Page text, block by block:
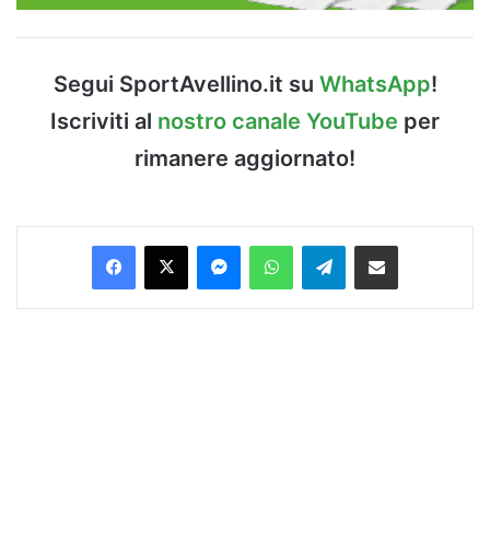
Segui SportAvellino.it su WhatsApp!
Iscriviti al nostro canale YouTube per
rimanere aggiornato!
Facebook
X MessengerWhatsAppTelegramCondividi via Email